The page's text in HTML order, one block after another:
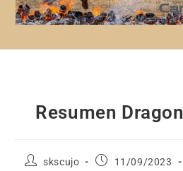
Resumen
skscujo 11/09/2023